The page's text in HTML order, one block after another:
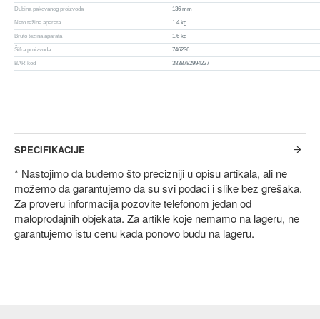
Dubina pakovanog proizvoda 136 mm
Neto težina aparata 1.4 kg
Bruto težina aparata 1.6 kg
Šifra proizvoda 746236
BAR kod 3838782994227
SPECIFIKACIJE
* Nastojimo da budemo što precizniji u opisu artikala, ali ne
možemo da garantujemo da su svi podaci i slike bez grešaka.
Za proveru informacija pozovite telefonom jedan od
maloprodajnih objekata. Za artikle koje nemamo na lageru, ne
garantujemo istu cenu kada ponovo budu na lageru.